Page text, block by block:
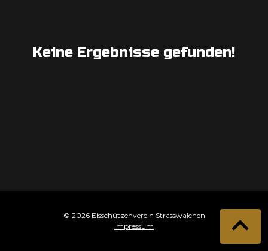
Keine Ergebnisse gefunden!
© 2026 Eisschützenverein Strasswalchen
Impressum